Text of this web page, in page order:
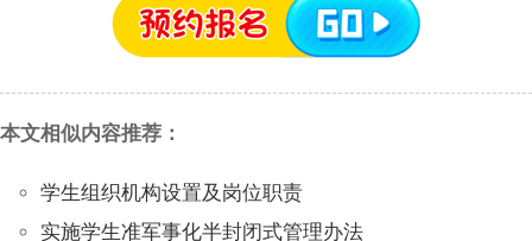
本文相似内容推荐：
学生组织机构设置及岗位职责
实施学生准军事化半封闭式管理办法